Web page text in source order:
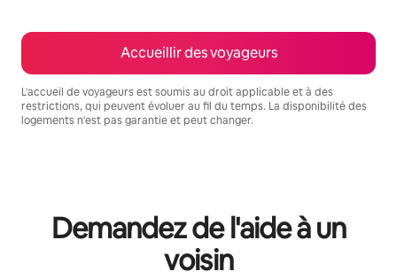
Accueillir des voyageurs
L'accueil de voyageurs est soumis au droit applicable et à des
restrictions, qui peuvent évoluer au fil du temps. La disponibilité des
logements n'est pas garantie et peut changer.
Demandez de l'aide à un
voisin